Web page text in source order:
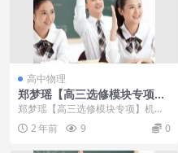
高中物理
郑梦瑶【高三选修模块专项】
机械振动机械波光学专题课
郑梦瑶【高三选修模块专项】机械
振动机械波光学专题课目录：01
【直播】选修特训-简...
2 年前 9 0